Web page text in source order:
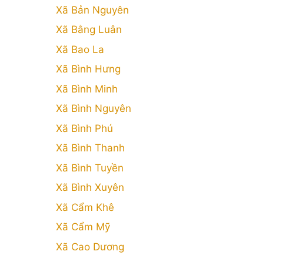
Xã Bản Nguyên
Xã Bằng Luân
Xã Bao La
Xã Bình Hưng
Xã Bình Minh
Xã Bình Nguyên
Xã Bình Phú
Xã Bình Thanh
Xã Bình Tuyền
Xã Bình Xuyên
Xã Cẩm Khê
Xã Cẩm Mỹ
Xã Cao Dương